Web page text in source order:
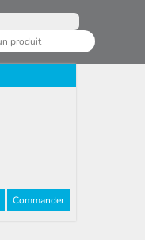
Commander